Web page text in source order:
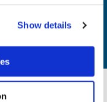
Show details